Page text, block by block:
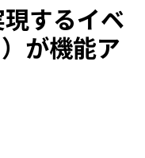
するイベ
が機能ア